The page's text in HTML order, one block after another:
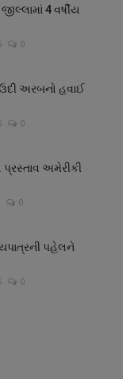
4 વર્ષીય
0
અરબનો હવાઈ
0
પ્રસ્તાવ અમેરીકી
0
પહેલને
0